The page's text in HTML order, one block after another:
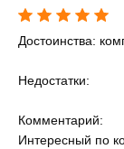
Достоинства:
Недостатки:
Комментарий:
Интересный по